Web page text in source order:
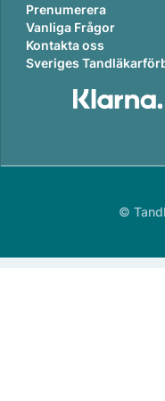
Prenumerera
Vanliga Frågor
Kontakta oss
Sveriges
©